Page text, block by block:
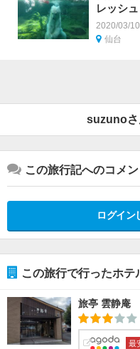
レッシュ
2020/03/
仙台
suzunoさ
この旅行記へのコメン
ログイン
この旅行で行ったホテ
旅亭 雲静庵
最